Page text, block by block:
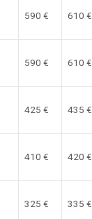
590 € 610 €
590 € 610 €
425 € 435 €
410 € 420 €
325 € 335 €